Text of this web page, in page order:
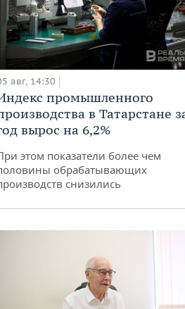
авг, 14:30
промышленного
в Татарстане
вырос на 6,2%
этом показатели более чем
обрабатывающих
снизились